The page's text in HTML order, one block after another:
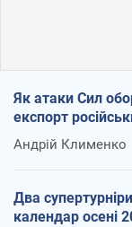
Як атаки Сил
експорт
Андрій Клименко
Два
календар осені